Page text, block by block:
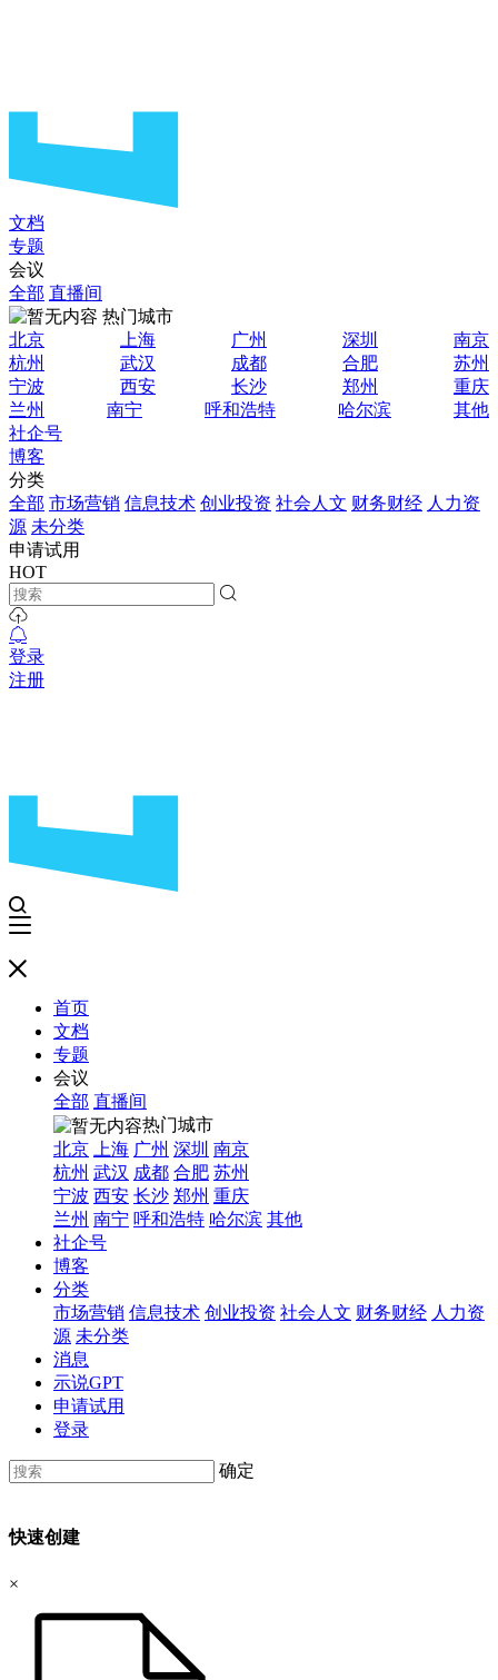
文档
专题
会议
全部 直播间
热门城市
北京
上海 广州 深圳
南京
杭州
武汉 成都 合肥
苏州
宁波
西安 长沙 郑州
重庆
兰州
南宁 呼和浩特 哈尔滨
其他
社企号
博客
分类
全部 市场营销 信息技术 创业投资 社会人文 财务财经 人力资
源 未分类
申请试用
HOT
登录
注册
首页
文档
专题
会议
全部 直播间
热门城市
北京
上海 广州 深圳 南京
杭州 武汉 成都 合肥 苏州
宁波 西安 长沙 郑州 重庆
兰州 南宁 呼和浩特 哈尔滨 其他
社企号
博客
分类
市场营销 信息技术 创业投资 社会人文 财务财经 人力资
源 未分类
消息
示说GPT
申请试用
登录
确定
快速创建
×